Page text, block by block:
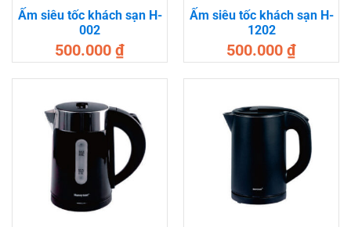
Ấm siêu tốc khách sạn H-
002
500.000 ₫
Ấm siêu tốc khách sạn H-
1202
500.000 ₫